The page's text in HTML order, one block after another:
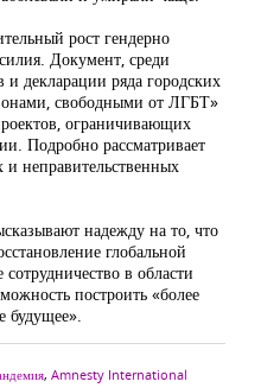
рост гендерно
Документ, среди
и декларации ряда городских
свободными от ЛГБТ»
ограничивающих
Подробно рассматривает
неправительственных
надежду на то, что
глобальной
в области
построить «более
будущее».
, Amnesty International